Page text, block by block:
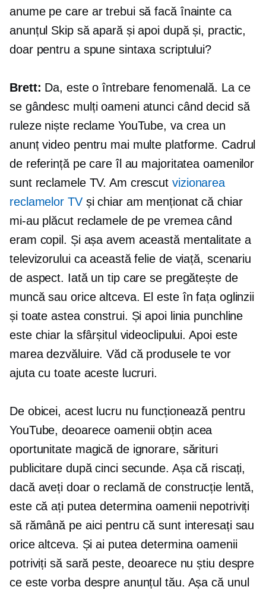
anume pe care ar trebui să facă înainte ca
anunțul Skip să apară și apoi după și, practic,
doar pentru a spune sintaxa scriptului?
Brett: Da, este o întrebare fenomenală. La ce
se gândesc mulți oameni atunci când decid să
ruleze niște reclame YouTube, va crea un
anunț video pentru mai multe platforme. Cadrul
de referință pe care îl au majoritatea oamenilor
sunt reclamele TV. Am crescut vizionarea
reclamelor TVși chiar am menționat că chiar
mi-au plăcut reclamele de pe vremea când
eram copil. Și așa avem această mentalitate a
televizorului ca această felie de viață, scenariu
de aspect. Iată un tip care se pregătește de
muncă sau orice altceva. El este în fața oglinzii
și toate astea construi. Și apoi linia punchline
este chiar la sfârșitul videoclipului. Apoi este
marea dezvăluire. Văd că produsele te vor
ajuta cu toate aceste lucruri.
De obicei, acest lucru nu funcționează pentru
YouTube, deoarece oamenii obțin acea
oportunitate magică de ignorare, sărituri
publicitare după cinci secunde. Așa că riscați,
dacă aveți doar o reclamă de construcție lentă,
este că ați putea determina oamenii nepotriviți
să rămână pe aici pentru că sunt interesați sau
orice altceva. Și ai putea determina oamenii
potriviți să sară peste, deoarece nu știu despre
ce este vorba despre anunțul tău. Așa că unul